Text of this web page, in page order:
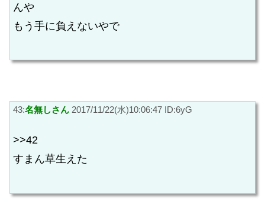
んや
もう手に負えないやで
43:名無しさん 2017/11/22(水)10:06:47 ID:6yG
>>42
すまん草生えた